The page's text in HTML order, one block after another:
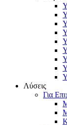
Λύσεις
Για